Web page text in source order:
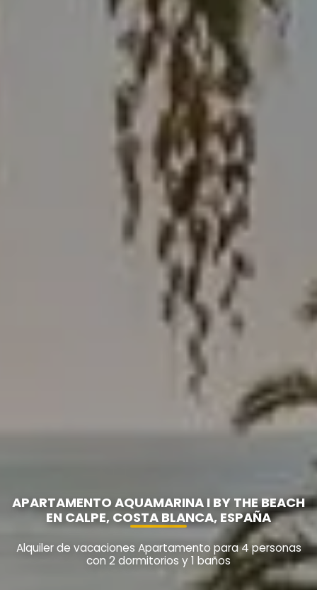
APARTAMENTO AQUAMARINA I BY THE BEACH
EN CALPE, COSTA BLANCA, ESPAÑA
Alquiler de vacaciones Apartamento para 4 personas
con 2 dormitorios y 1 baños